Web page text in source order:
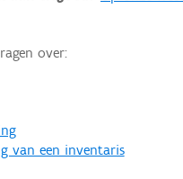
over:
van een inventaris